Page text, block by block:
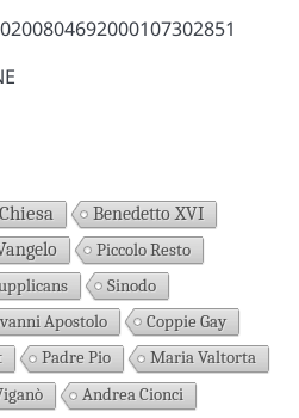
Benedetto XVI
Piccolo Resto
Sinodo
Apostolo Coppie Gay
Padre Pio
Maria Valtorta
Andrea Cionci